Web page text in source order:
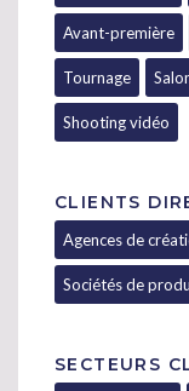
Avant-première
Tournage
Shooting vidéo
CLIENTS
Agences de
Sociétés de
SECTEURS